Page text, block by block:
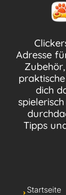
Adresse
dich
Tipps
Startseite